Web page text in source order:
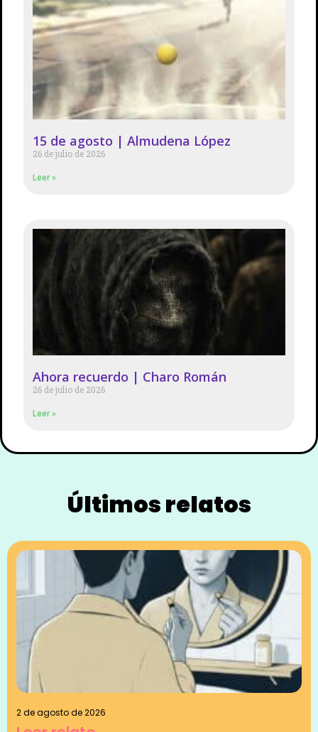
15 de agosto | Almudena López
26 de julio de 2026
Leer »
Ahora recuerdo | Charo Román
26 de julio de 2026
Leer »
Últimos relatos
2 de agosto de 2026